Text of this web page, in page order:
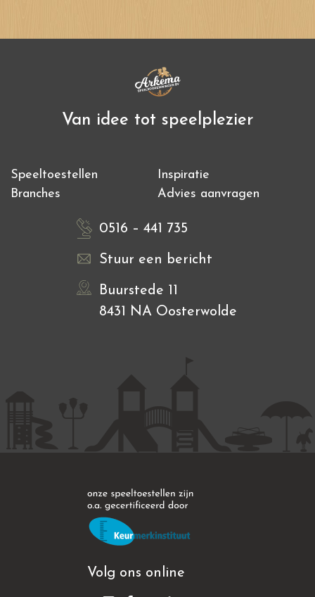
Van idee tot speelplezier
Speeltoestellen
Inspiratie
Branches
Advies aanvragen
0516 – 441 735
Stuur een bericht
Buurstede 11
8431 NA Oosterwolde
Volg ons online